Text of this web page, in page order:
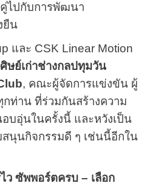
ไปกับการพัฒนา
ยืน
และ CSK Linear Motion
ษย์เก่าช่างกลปทุมวัน
, คณะผู้จัดการแข่งขัน ผู้
ท่าน ที่ร่วมกันสร้างความ
บอุ่นในครั้งนี้ และหวังเป็น
สนุนกิจกรรมดี ๆ เช่นนี้อีกใน
ซัพพอร์ตครบ – เลือก